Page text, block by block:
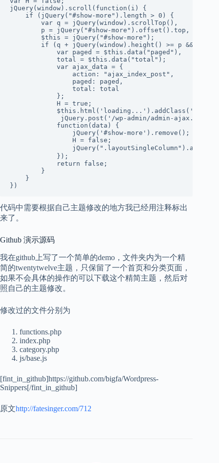
jQuery(window).scroll(function(i) {
if (jQuery("#show-more").length > 0) {
var q = jQuery(window).scrollTop(),
p = jQuery("#show-more").offset().top,
$this = jQuery("#show-more");
if (q + jQuery(window).height() >= p && H !=
var paged = $this.data("paged"),
total = $this.data("total");
var ajax_data = {
action: "ajax_index_post",
paged: paged,
total: total
};
H = true;
$this.html('loading...').addClass('is-
jQuery.post('/wp-admin/admin-ajax.php',
function(data) {
jQuery('#show-more').remove();
H = false;
jQuery(".layoutSingleColumn").append(data);//
});
return false;
}
}
})
代码中需要根据自己主题修改的地方我已经用注释标出
来了。
Github 演示源码
我在github上写了一个简单的demo，文件夹内为一个精
简的twentytwelve主题，只保留了一个首页和分类页面，
如果不会具体的操作的可以下载这个精简主题，然后对
照自己的主题修改。
修改过的文件分别为
functions.php
index.php
category.php
js/base.js
[fint_in_github]https://github.com/bigfa/Wordpress-
Snippers[/fint_in_github]
原文http://fatesinger.com/712